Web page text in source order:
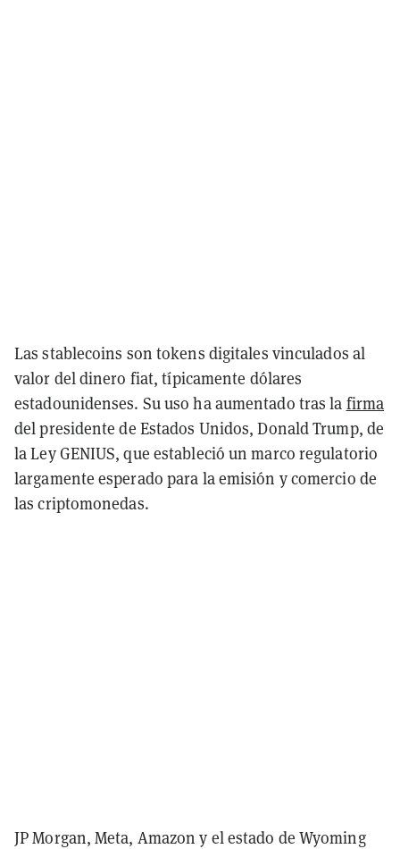
Las stablecoins son tokens digitales vinculados al
valor del dinero fiat, típicamente dólares
estadounidenses. Su uso ha aumentado tras la firma
del presidente de Estados Unidos, Donald Trump, de
la Ley GENIUS, que estableció un marco regulatorio
largamente esperado para la emisión y comercio de
las criptomonedas.
JP Morgan, Meta, Amazon y el estado de Wyoming